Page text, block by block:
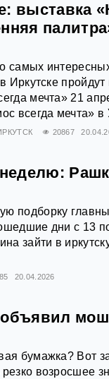
выставка
самых
Иркутске
мечта» 21
всегда мечта»
20867
неделю:
подборку
дни с 13
зайти в
20.04.2026
бумажка? Вот
возросшее